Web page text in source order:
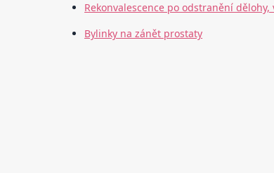
Rekonvalescence po odstranění
Bylinky na zánět prostaty